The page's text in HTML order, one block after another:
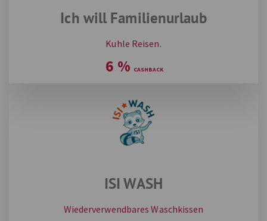
Ich will Familienurlaub
Kuhle Reisen.
6 %
ISI WASH
Wiederverwendbares Waschkissen